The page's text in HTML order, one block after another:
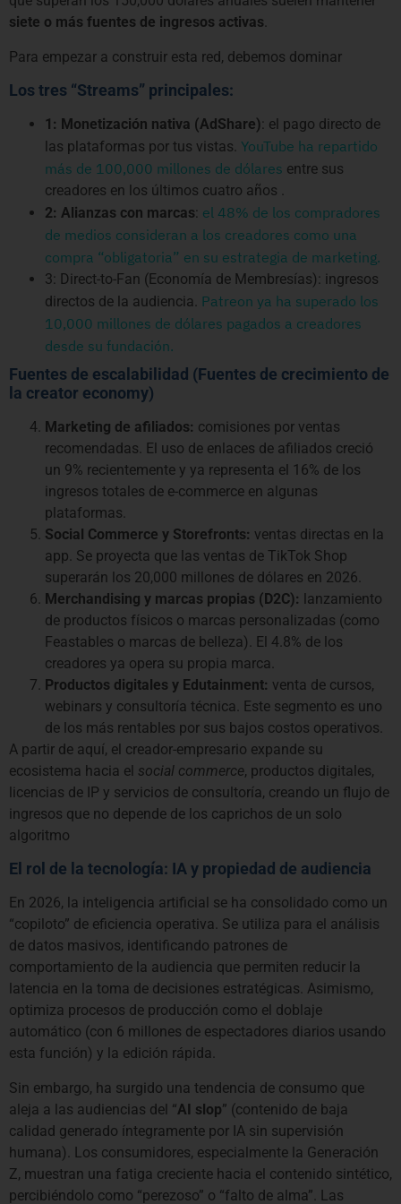
siete o más fuentes de ingresos activas.
Para empezar a construir esta red, debemos dominar
Los tres “Streams” principales:
1: Monetización nativa (AdShare): el pago directo de
las plataformas por tus vistas. YouTube ha repartido
más de 100,000 millones de dólares entre sus
creadores en los últimos cuatro años .
2: Alianzas con marcas: el 48% de los compradores
de medios consideran a los creadores como una
compra “obligatoria” en su estrategia de marketing.
3: Direct-to-Fan (Economía de Membresías): ingresos
directos de la audiencia. Patreon ya ha superado los
10,000 millones de dólares pagados a creadores
desde su fundación.
Fuentes de escalabilidad (Fuentes de crecimiento de
la creator economy)
Marketing de afiliados: comisiones por ventas
recomendadas. El uso de enlaces de afiliados creció
un 9% recientemente y ya representa el 16% de los
ingresos totales de e-commerce en algunas
plataformas.
Social Commerce y Storefronts: ventas directas en la
app. Se proyecta que las ventas de TikTok Shop
superarán los 20,000 millones de dólares en 2026.
Merchandising y marcas propias (D2C): lanzamiento
de productos físicos o marcas personalizadas (como
Feastables o marcas de belleza). El 4.8% de los
creadores ya opera su propia marca.
Productos digitales y Edutainment: venta de cursos,
webinars y consultoría técnica. Este segmento es uno
de los más rentables por sus bajos costos operativos.
A partir de aquí, el creador-empresario expande su
ecosistema hacia el social commerce, productos digitales,
licencias de IP y servicios de consultoría, creando un flujo de
ingresos que no depende de los caprichos de un solo
algoritmo
El rol de la tecnología: IA y propiedad de audiencia
En 2026, la inteligencia artificial se ha consolidado como un
“copiloto” de eficiencia operativa. Se utiliza para el análisis
de datos masivos, identificando patrones de
comportamiento de la audiencia que permiten reducir la
latencia en la toma de decisiones estratégicas. Asimismo,
optimiza procesos de producción como el doblaje
automático (con 6 millones de espectadores diarios usando
esta función) y la edición rápida.
Sin embargo, ha surgido una tendencia de consumo que
aleja a las audiencias del “AI slop” (contenido de baja
calidad generado íntegramente por IA sin supervisión
humana). Los consumidores, especialmente la Generación
Z, muestran una fatiga creciente hacia el contenido sintético,
percibiéndolo como “perezoso” o “falto de alma”. Las